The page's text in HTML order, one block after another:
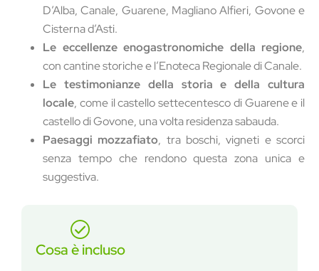
D’Alba, Canale, Guarene, Magliano Alfieri, Govone e
Cisterna d’Asti.
Le eccellenze enogastronomiche della regione,
con cantine storiche e l’Enoteca Regionale di Canale.
Le testimonianze della storia e della cultura
locale, come il castello settecentesco di Guarene e il
castello di Govone, una volta residenza sabauda.
Paesaggi mozzafiato, tra boschi, vigneti e scorci
senza tempo che rendono questa zona unica e
suggestiva.
Cosa è incluso